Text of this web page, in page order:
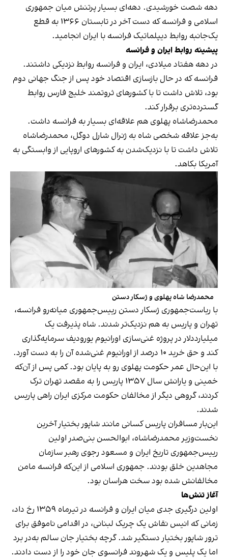
دهه‌ شصت خورشیدی. دهه‌ای بسیار پرتنش میان جمهوری
اسلامی و فرانسه که دست آخر در تابستان ۱۳۶۶ به قطع
یک‌جانبه‌ روابط دیپلماتیک فرانسه با ایران انجامید.
پیشینه‌ روابط ایران و فرانسه
در دهه‌ هفتاد میلادی، ایران و فرانسه روابط نزدیکی داشتند.
فرانسه که در حال بازسازی اقتصاد خود پس از جنگ جهانی دوم
بود، تلاش داشت تا با کشورهای ثروتمند خلیج فارس روابط
گسترده‌تری برقرار کند.
محمدرضاشاه پهلوی هم علاقه‌ای بسیار به فرانسه داشت.
به‌جز علاقه‌ شخصی شاه به ژنرال شارل دوگل، محمدرضاشاه
تلاش داشت تا با نزدیک‌شدن به کشورهای اروپایی از وابستگی به
آمریکا بکاهد.
محمدرضا شاه پهلوی و ژسکار دستن
با ریاست‌جمهوری ژسکار دستن رییس‌جمهوری میانه‌رو فرانسه،
تهران و پاریس به هم نزدیک‌تر شدند. شاه پذیرفت یک
میلیارددلار در پروژه‌ غنی‌سازی اورانیوم یورودیف سرمایه‌گذاری
کند و حق خرید ۱۰ درصد از اورانیوم غنی‌شده آن را به دست آورد.
با این‌حال عمر حکومت پهلوی رو به پایان بود. کمی پس از آن‌که
خمینی و یارانش سال ۱۳۵۷ پاریس را به مقصد تهران ترک
کردند، گروهی دیگر از مخالفان حکومت مرکزی ایران راهی پاریس
شدند.
این‌بار مسافران پاریس کسانی مانند شاپور بختیار آخرین
نخست‌وزیر محمدرضاشاه، ابوالحسن بنی‌صدر اولین
رییس‌جمهوری تاریخ ایران و مسعود رجوی رهبر سازمان
مجاهدین خلق بودند. جمهوری اسلامی از این‌که فرانسه مامن
مخالفانش شده بود سخت هراسان بود.
آغاز تنش‌ها
اولین درگیری جدی میان ایران و فرانسه در تیرماه ۱۳۵۹ رخ داد،
زمانی که انیس نقاش یک چریک لبنانی، در اقدامی ناموفق برای
ترور شاپور بختیار دستگیر شد. گرچه بختیار جان سالم به‌در برد
اما یک پلیس و یک شهروند فرانسوی جان خود را از دست دادند.